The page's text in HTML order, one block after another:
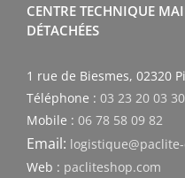
CENTRE TECHNIQUE
DÉTACHÉES
1 rue de Biesmes, 02320
Téléphone : 03 23 20 03 30
Mobile : 06 78 58 09 82
Email:
Web : pacliteshop.com